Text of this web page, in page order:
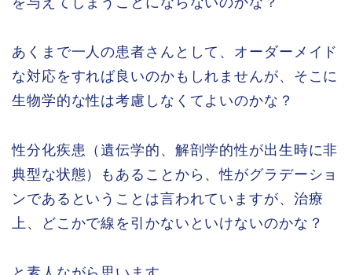
あくまで一人の患者さんとして、オーダーメイド
な対応をすれば良いのかもしれませんが、そこに
生物学的な性は考慮しなくてよいのかな？
性分化疾患（遺伝学的、解剖学的性が出生時に非
典型な状態）もあることから、性がグラデーショ
ンであるということは言われていますが、治療
上、どこかで線を引かないといけないのかな？